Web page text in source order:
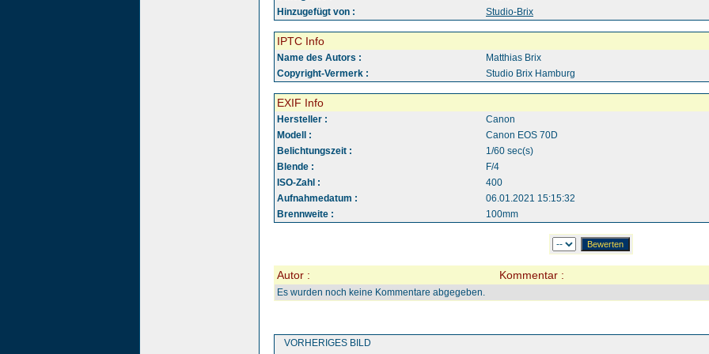
Hinzugefügt von :
Studio-Brix
IPTC Info
Name des Autors :
Matthias Brix
Copyright-Vermerk :
Studio Brix Hamburg
EXIF Info
Hersteller :
Canon
Modell :
Canon EOS 70D
Belichtungszeit :
1/60 sec(s)
Blende :
F/4
ISO-Zahl :
400
Aufnahmedatum :
06.01.2021 15:15:32
Brennweite :
100mm
Autor : Kommentar :
Es wurden noch keine Kommentare abgegeben.
VORHERIGES BILD